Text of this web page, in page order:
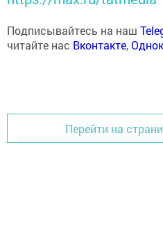
Подписывайтесь на наш
читайте нас Вконтакте,
Перейти на